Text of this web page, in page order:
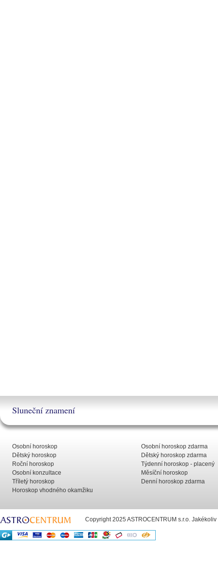
Sluneční znamení
Osobní horoskop
Dětský horoskop
Roční horoskop
Osobní konzultace
Tříletý horoskop
Horoskop vhodného okamžiku
Osobní horoskop zdarma
Dětský horoskop zdarma
Týdenní horoskop - placený
Měsíční horoskop
Denní horoskop zdarma
Copyright 2025 ASTROCENTRUM s.r.o.